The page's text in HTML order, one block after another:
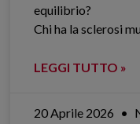
equilibrio?
Chi ha la sclerosi
LEGGI TUTTO »
20 Aprile 2026